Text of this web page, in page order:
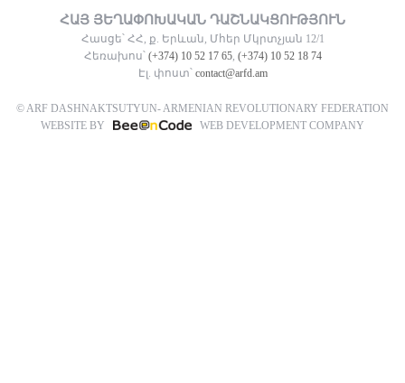
ՀԱՅ ՅԵՂԱՓՈԽԱԿԱՆ ԴԱՇՆԱԿՑՈՒԹՅՈՒՆ
Հասցե՝ ՀՀ, ք. Երևան, Մհեր Մկրտչյան 12/1
Հեռախոս՝ (+374) 10 52 17 65, (+374) 10 52 18 74
Էլ. փոստ՝ contact@arfd.am
© ARF DASHNAKTSUTYUN- ARMENIAN REVOLUTIONARY FEDERATION
WEBSITE BY
WEB DEVELOPMENT COMPANY